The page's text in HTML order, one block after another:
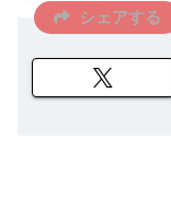
シェアする